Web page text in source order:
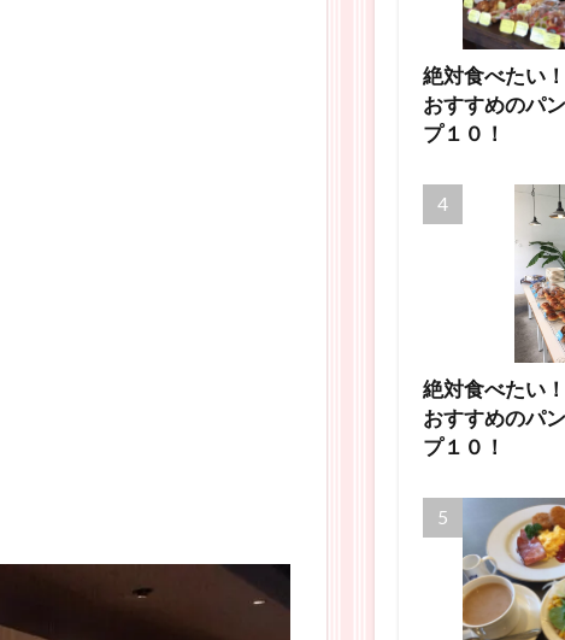
絶対食べたい
おすすめのパ
プ１０！
絶対食べたい
おすすめのパ
プ１０！